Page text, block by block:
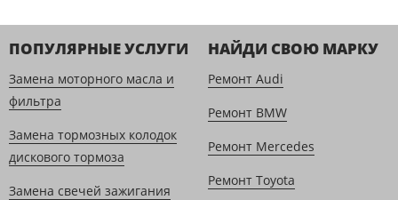
ПОПУЛЯРНЫЕ УСЛУГИ
Замена моторного масла и
фильтра
Замена тормозных колодок
дискового тормоза
Замена свечей зажигания
НАЙДИ СВОЮ МАРКУ
Ремонт Audi
Ремонт BMW
Ремонт Mercedes
Ремонт Toyota